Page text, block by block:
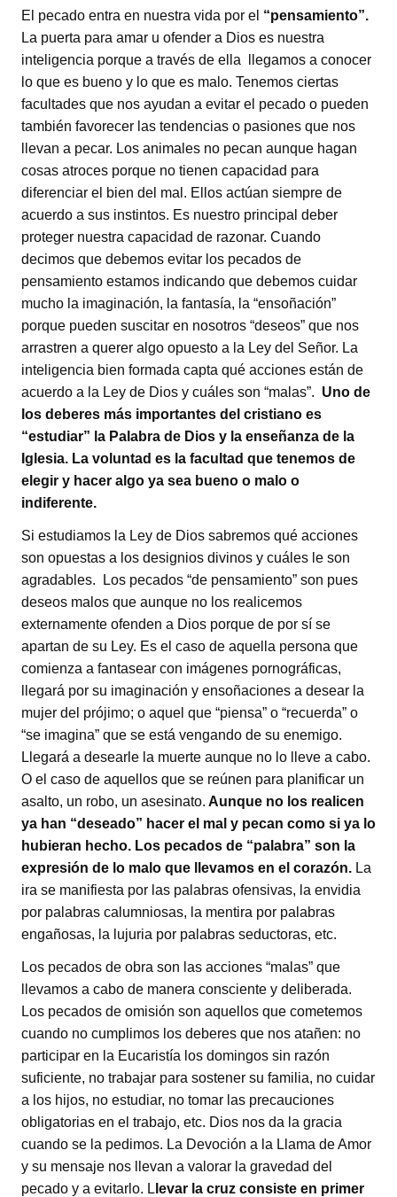
El pecado entra en nuestra vida por el “pensamiento”.
La puerta para amar u ofender a Dios es nuestra
inteligencia porque a través de ella llegamos a conocer
lo que es bueno y lo que es malo. Tenemos ciertas
facultades que nos ayudan a evitar el pecado o pueden
también favorecer las tendencias o pasiones que nos
llevan a pecar. Los animales no pecan aunque hagan
cosas atroces porque no tienen capacidad para
diferenciar el bien del mal. Ellos actúan siempre de
acuerdo a sus instintos. Es nuestro principal deber
proteger nuestra capacidad de razonar. Cuando
decimos que debemos evitar los pecados de
pensamiento estamos indicando que debemos cuidar
mucho la imaginación, la fantasía, la “ensoñación”
porque pueden suscitar en nosotros “deseos” que nos
arrastren a querer algo opuesto a la Ley del Señor. La
inteligencia bien formada capta qué acciones están de
acuerdo a la Ley de Dios y cuáles son “malas”. Uno de
los deberes más importantes del cristiano es
“estudiar” la Palabra de Dios y la enseñanza de la
Iglesia. La voluntad es la facultad que tenemos de
elegir y hacer algo ya sea bueno o malo o
indiferente.
Si estudiamos la Ley de Dios sabremos qué acciones
son opuestas a los designios divinos y cuáles le son
agradables. Los pecados “de pensamiento” son pues
deseos malos que aunque no los realicemos
externamente ofenden a Dios porque de por sí se
apartan de su Ley. Es el caso de aquella persona que
comienza a fantasear con imágenes pornográficas,
llegará por su imaginación y ensoñaciones a desear la
mujer del prójimo; o aquel que “piensa” o “recuerda” o
“se imagina” que se está vengando de su enemigo.
Llegará a desearle la muerte aunque no lo lleve a cabo.
O el caso de aquellos que se reúnen para planificar un
asalto, un robo, un asesinato. Aunque no los realicen
ya han “deseado” hacer el mal y pecan como si ya lo
hubieran hecho. Los pecados de “palabra” son la
expresión de lo malo que llevamos en el corazón. La
ira se manifiesta por las palabras ofensivas, la envidia
por palabras calumniosas, la mentira por palabras
engañosas, la lujuria por palabras seductoras, etc.
Los pecados de obra son las acciones “malas” que
llevamos a cabo de manera consciente y deliberada.
Los pecados de omisión son aquellos que cometemos
cuando no cumplimos los deberes que nos atañen: no
participar en la Eucaristía los domingos sin razón
suficiente, no trabajar para sostener su familia, no cuidar
a los hijos, no estudiar, no tomar las precauciones
obligatorias en el trabajo, etc. Dios nos da la gracia
cuando se la pedimos. La Devoción a la Llama de Amor
y su mensaje nos llevan a valorar la gravedad del
pecado y a evitarlo. L levar la cruz consiste en primer